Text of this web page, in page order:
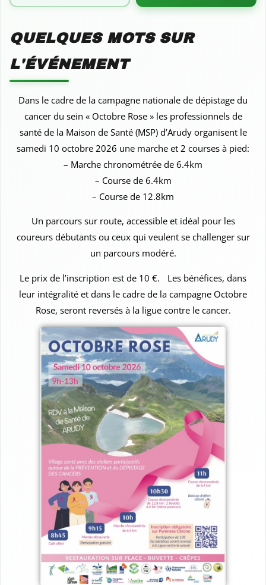
QUELQUES MOTS SUR
L'ÉVÉNEMENT
Dans le cadre de la campagne nationale de dépistage du
cancer du sein « Octobre Rose » les professionnels de
santé de la Maison de Santé (MSP) d’Arudy organisent le
samedi 10 octobre 2026 une marche et 2 courses à pied:
– Marche chronométrée de 6.4km
– Course de 6.4km
– Course de 12.8km
Un parcours sur route, accessible et idéal pour les
coureurs débutants ou ceux qui veulent se challenger sur
un parcours modéré.
Le prix de l’inscription est de 10 €. Les bénéfices, dans
leur intégralité et dans le cadre de la campagne Octobre
Rose, seront reversés à la ligue contre le cancer.